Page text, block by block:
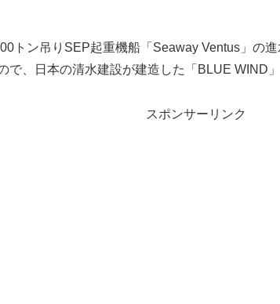
トン吊りSEP起重機船「Seaway Ventus」の
で、日本の清水建設が建造した「BLUE WIND
スポンサーリンク